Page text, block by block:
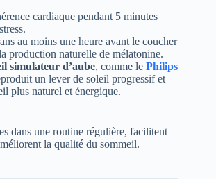
cardiaque pendant 5 minutes
au moins une heure avant le coucher
production naturelle de mélatonine.
simulateur d’aube, comme le Philips
un lever de soleil progressif et
plus naturel et énergique.
dans une routine régulière, facilitent
la qualité du sommeil.